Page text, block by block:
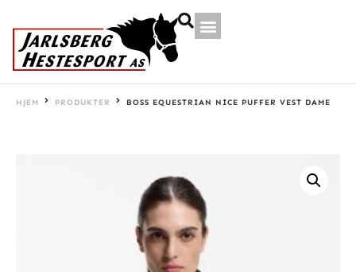
HJEM PRODUKTER BOSS EQUESTRIAN NICE PUFFER VEST DAME